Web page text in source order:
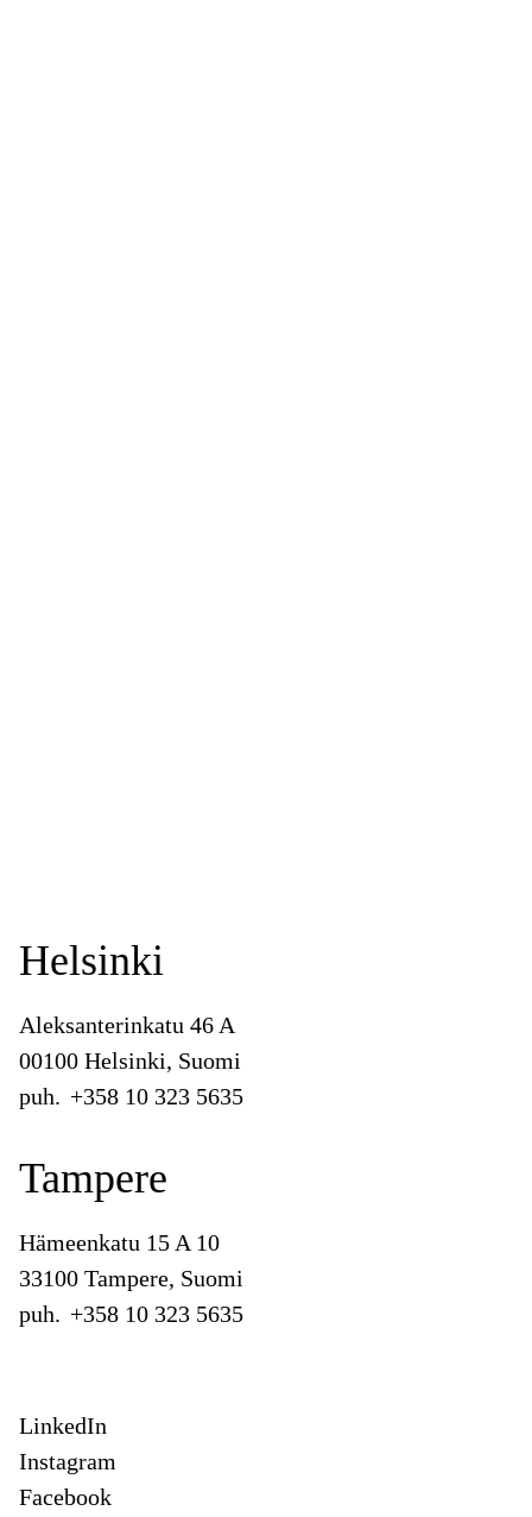
Helsinki
Aleksanterinkatu 46 A
00100 Helsinki, Suomi
puh. +358 10 323 5635
Tampere
Hämeenkatu 15 A 10
33100 Tampere, Suomi
puh. +358 10 323 5635
LinkedIn
Instagram
Facebook